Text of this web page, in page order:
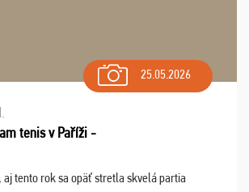
25.05.2026
tenis v Paříži -
aj tento rok sa opäť stretla skvelá partia